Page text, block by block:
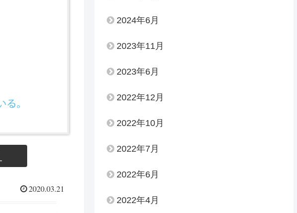
2020.03.21
2024年6月
2023年11月
2023年6月
2022年12月
2022年10月
2022年7月
2022年6月
2022年4月